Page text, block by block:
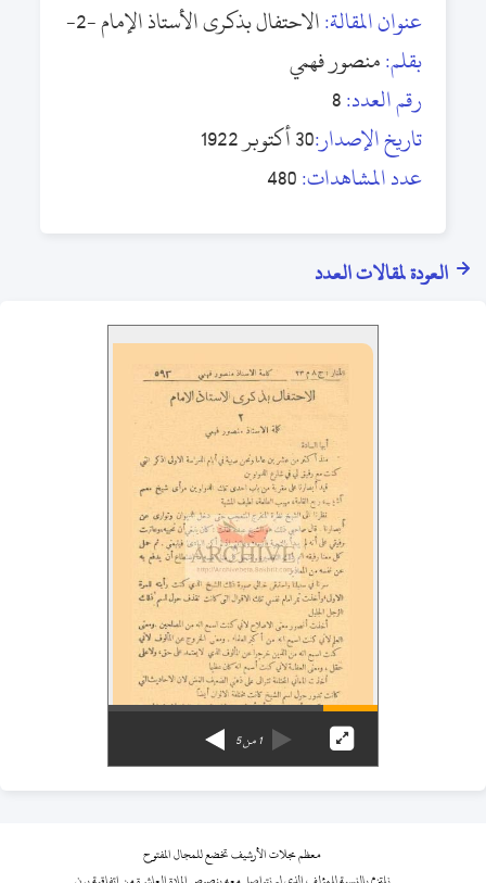
عنوان المقالة:الاحتفال بذكرى الأستاذ الإمام -2-
بقلم:منصور فهمي
رقم العدد:8
تاريخ الإصدار:30 أكتوبر 1922
عدد المشاهدات:480
العودة لمقالات العدد
1من5
معظم مجلات الأرشيف تخضع للمجال المفتوح